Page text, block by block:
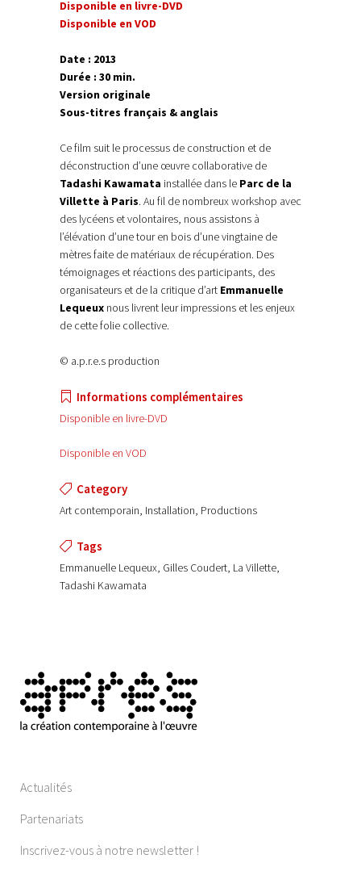
Disponible en livre-DVD
Disponible en VOD
Date : 2013
Durée : 30 min.
Version originale
Sous-titres français & anglais
Ce film suit le processus de construction et de
déconstruction d’une œuvre collaborative de
Tadashi Kawamata installée dans le Parc de la
Villette à Paris. Au fil de nombreux workshop avec
des lycéens et volontaires, nous assistons à
l’élévation d’une tour en bois d’une vingtaine de
mètres faite de matériaux de récupération. Des
témoignages et réactions des participants, des
organisateurs et de la critique d’art Emmanuelle
Lequeux nous livrent leur impressions et les enjeux
de cette folie collective.
© a.p.r.e.s production
Informations complémentaires
Disponible en livre-DVD
Disponible en VOD
Category
Art contemporain, Installation, Productions
Tags
Emmanuelle Lequeux, Gilles Coudert, La Villette,
Tadashi Kawamata
Actualités
Partenariats
Inscrivez-vous à notre newsletter !